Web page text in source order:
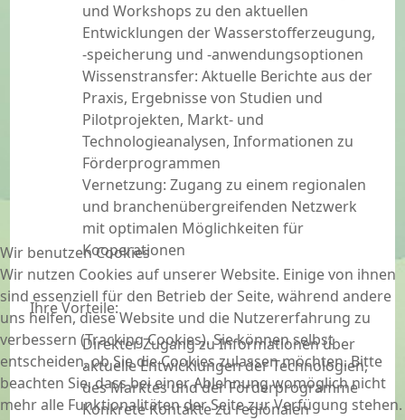
und Workshops zu den aktuellen
Entwicklungen der Wasserstofferzeugung,
-speicherung und -anwendungsoptionen
Wissenstransfer: Aktuelle Berichte aus der
Praxis, Ergebnisse von Studien und
Pilotprojekten, Markt- und
Technologieanalysen, Informationen zu
Förderprogrammen
Vernetzung: Zugang zu einem regionalen
und branchenübergreifenden Netzwerk
mit optimalen Möglichkeiten für
Kooperationen
Ihre Vorteile:
Direkter Zugang zu Informationen über
aktuelle Entwicklungen der Technologien,
des Marktes und der Förderprogramme
Konkrete Kontakte zu regionalen
Wir benutzen Cookies
Wir nutzen Cookies auf unserer Website. Einige von ihnen
sind essenziell für den Betrieb der Seite, während andere
uns helfen, diese Website und die Nutzererfahrung zu
verbessern (Tracking Cookies). Sie können selbst
entscheiden, ob Sie die Cookies zulassen möchten. Bitte
beachten Sie, dass bei einer Ablehnung womöglich nicht
mehr alle Funktionalitäten der Seite zur Verfügung stehen.